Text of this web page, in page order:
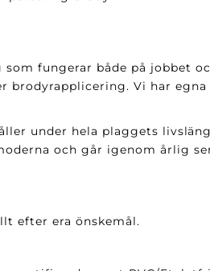
fungerar både på jobbet
Vi har
under hela plaggets
och går igenom årlig
efter era önskemål.